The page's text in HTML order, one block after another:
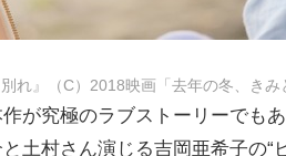
別れ』（C）2018映画「去年の冬、き
が究極のラブストーリーでも
土村さん演じる吉岡亜希子の“